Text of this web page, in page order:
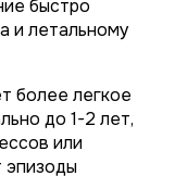
быстро
и летальному
более легкое
до 1-2 лет,
или
эпизоды